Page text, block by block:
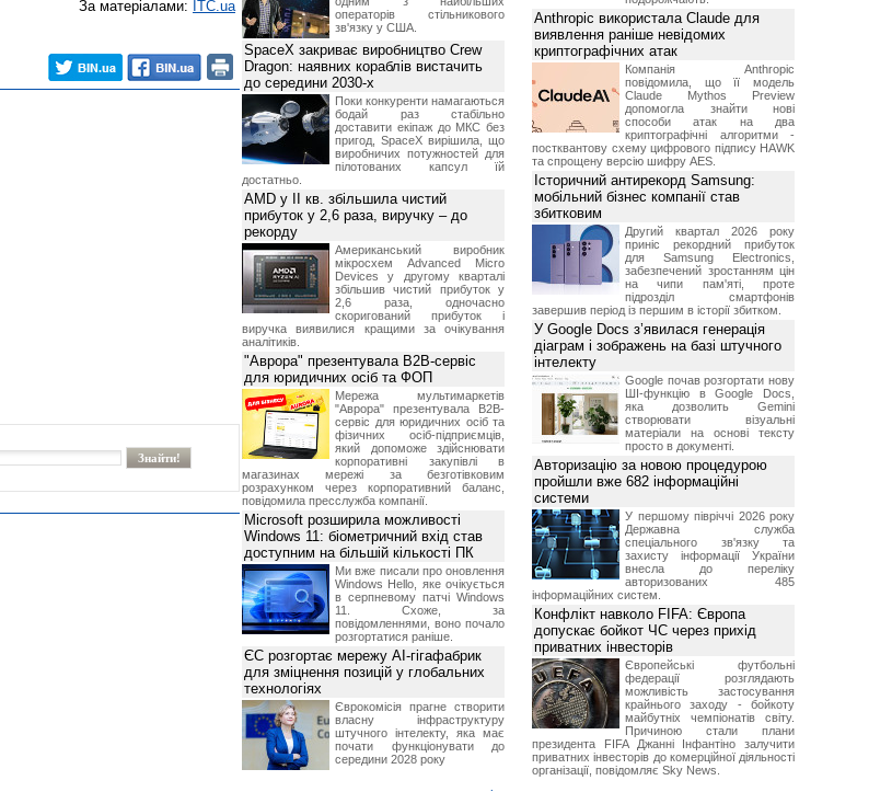
За матеріалами: ITC.ua
операторів стільникового
зв'язку у США.
SpaceX закриває виробництво Crew
Dragon: наявних кораблів вистачить
до середини 2030-х
Поки конкуренти намагаються
бодай раз стабільно
доставити екіпаж до МКС без
пригод, SpaceX вирішила, що
виробничих потужностей для
пілотованих капсул їй
достатньо.
AMD у II кв. збільшила чистий
прибуток у 2,6 раза, виручку – до
рекорду
Американський виробник
мікросхем Advanced Micro
Devices у другому кварталі
збільшив чистий прибуток у
2,6 раза, одночасно
скоригований прибуток і
виручка виявилися кращими за очікування
аналітиків.
"Аврора" презентувала B2B-сервіс
для юридичних осіб та ФОП
Мережа мультимаркетів
"Аврора" презентувала B2B-
сервіс для юридичних осіб та
фізичних осіб-підприємців,
який допоможе здійснювати
корпоративні закупівлі в
магазинах мережі за безготівковим
розрахунком через корпоративний баланс,
повідомила пресслужба компанії.
Microsoft розширила можливості
Windows 11: біометричний вхід став
доступним на більшій кількості ПК
Ми вже писали про оновлення
Windows Hello, яке очікується
в серпневому патчі Windows
11. Схоже, за
повідомленнями, воно почало
розгортатися раніше.
ЄС розгортає мережу AI-гігафабрик
для зміцнення позицій у глобальних
технологіях
Єврокомісія прагне створити
власну інфраструктуру
штучного інтелекту, яка має
почати функціонувати до
середини 2028 року
Anthropic використала Claude для
виявлення раніше невідомих
криптографічних атак
Компанія Anthropic
повідомила, що її модель
Claude Mythos Preview
допомогла знайти нові
способи атак на два
криптографічні алгоритми -
постквантову схему цифрового підпису HAWK
та спрощену версію шифру AES.
Історичний антирекорд Samsung:
мобільний бізнес компанії став
збитковим
Другий квартал 2026 року
приніс рекордний прибуток
для Samsung Electronics,
забезпечений зростанням цін
на чипи пам'яті, проте
підрозділ смартфонів
завершив період із першим в історії збитком.
У Google Docs з’явилася генерація
діаграм і зображень на базі штучного
інтелекту
Google почав розгортати нову
ШІ-функцію в Google Docs,
яка дозволить Gemini
створювати візуальні
матеріали на основі тексту
просто в документі.
Авторизацію за новою процедурою
пройшли вже 682 інформаційні
системи
У першому півріччі 2026 року
Державна служба
спеціального зв'язку та
захисту інформації України
внесла до переліку
авторизованих 485
інформаційних систем.
Конфлікт навколо FIFA: Європа
допускає бойкот ЧС через прихід
приватних інвесторів
Європейські футбольні
федерації розглядають
можливість застосування
крайнього заходу - бойкоту
майбутніх чемпіонатів світу.
Причиною стали плани
президента FIFA Джанні Інфантіно залучити
приватних інвесторів до комерційної діяльності
організації, повідомляє Sky News.